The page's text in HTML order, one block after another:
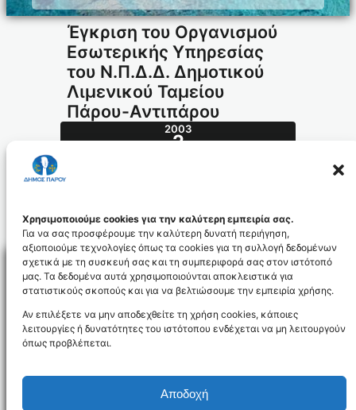
Χρησιμοποιούμε cookies για την καλύτερη εμπειρία σας.
Για να σας προσφέρουμε την καλύτερη δυνατή περιήγηση,
αξιοποιούμε τεχνολογίες όπως τα cookies για τη συλλογή δεδομένων
σχετικά με τη συσκευή σας και τη συμπεριφορά σας στον ιστότοπό
μας. Τα δεδομένα αυτά χρησιμοποιούνται αποκλειστικά για
στατιστικούς σκοπούς και για να βελτιώσουμε την εμπειρία χρήσης.
Αν επιλέξετε να μην αποδεχθείτε τη χρήση cookies, κάποιες
λειτουργίες ή δυνατότητες του ιστότοπου ενδέχεται να μη λειτουργούν
όπως προβλέπεται.
Αποδοχή
Έγκριση του Οργανισμού
Εσωτερικής Υπηρεσίας
του Ν.Π.Δ.Δ. Δημοτικού
Λιμενικού Ταμείου
Πάρου-Αντιπάρου
2003
2
173.2003_id885
NEWSLETTER